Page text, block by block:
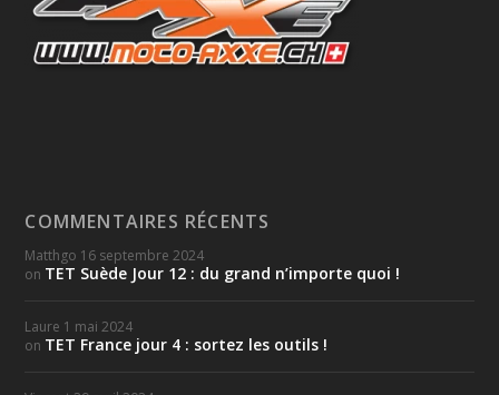
COMMENTAIRES RÉCENTS
Matthgo 16 septembre 2024
on TET Suède Jour 12 : du grand n’importe quoi !
Laure 1 mai 2024
on TET France jour 4 : sortez les outils !